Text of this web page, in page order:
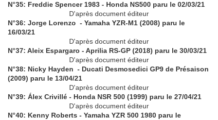
N°35: Freddie Spencer 1983 - Honda NS500 paru le 02/03/21
D'après document éditeur
N°36: Jorge Lorenzo - Yamaha YZR-M1 (2008) paru le
16/03/21
D'après document éditeur
N°37: Aleix Espargaro - Aprilia RS-GP (2018) paru le 30/03/21
D'après document éditeur
N°38: Nicky Hayden - Ducati Desmosedici GP9 de Présaison
(2009) paru le 13/04/21
D'après document éditeur
N°39: Álex Crivillé - Honda NSR 500 (1999) paru le 27/04/21
D'après document éditeur
N°40: Kenny Roberts - Yamaha YZR 500 1980 paru le